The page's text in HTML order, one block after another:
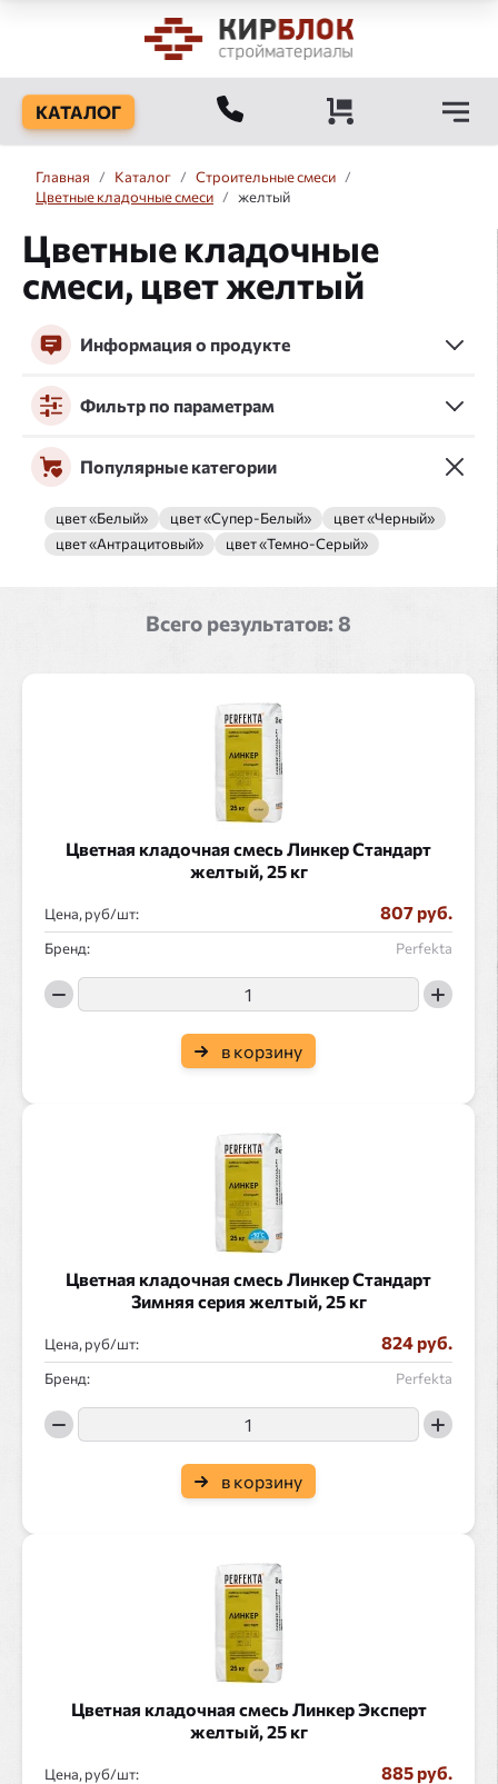
КАТАЛОГ
Главная / Каталог / Строительные смеси /
Цветные кладочные смеси / желтый
Цветные кладочные
смеси, цвет желтый
Информация о продукте
Фильтр по параметрам
Популярные категории
цвет «Белый» цвет «Супер-Белый»
цвет «Черный»
цвет «Антрацитовый»
цвет «Темно-Серый»
Всего результатов:8
Цветная кладочная смесь Линкер Стандарт
желтый, 25 кг
Цена, руб/ : 807 руб.
Бренд: Perfekta
в корзину
Цветная кладочная смесь Линкер Стандарт
Зимняя серия желтый, 25 кг
Цена, руб/ : 824 руб.
Бренд: Perfekta
в корзину
Цветная кладочная смесь Линкер Эксперт
желтый, 25 кг
Цена, руб/ : 885 руб.